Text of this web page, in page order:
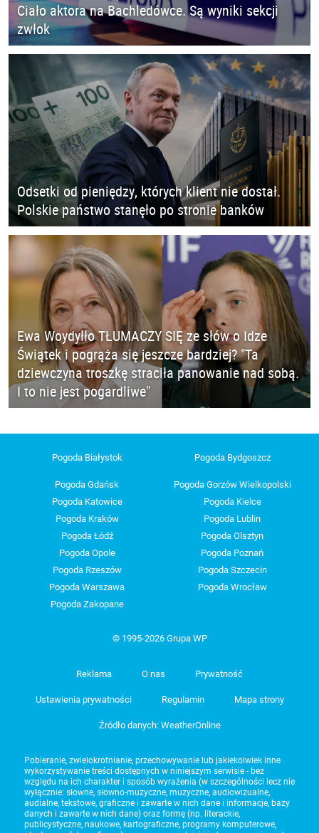
Ciało aktora na Bachledówce. Są wyniki sekcji
zwłok
Odsetki od pieniędzy, których klient nie dostał.
Polskie państwo stanęło po stronie banków
Ewa Woydyłło TŁUMACZY SIĘ ze słów o Idze
Świątek i pogrąża się jeszcze bardziej? "Ta
dziewczyna troszkę straciła panowanie nad sobą.
I to nie jest pogardliwe"
Pogoda Białystok Pogoda Bydgoszcz
Pogoda Gdańsk
Pogoda Gorzów Wielkopolski
Pogoda Katowice
Pogoda Kielce
Pogoda Kraków
Pogoda Lublin
Pogoda Łódź
Pogoda Olsztyn
Pogoda Opole
Pogoda Poznań
Pogoda Rzeszów
Pogoda Szczecin
Pogoda Warszawa
Pogoda Wrocław
Pogoda Zakopane
© 1995-2026 Grupa WP
Reklama O nas Prywatność
Ustawienia prywatności Regulamin Mapa strony
Źródło danych: WeatherOnline
Pobieranie, zwielokrotnianie, przechowywanie lub jakiekolwiek inne
wykorzystywanie treści dostępnych w niniejszym serwisie - bez
względu na ich charakter i sposób wyrażenia (w szczególności lecz nie
wyłącznie: słowne, słowno-muzyczne, muzyczne, audiowizualne,
audialne, tekstowe, graficzne i zawarte w nich dane i informacje, bazy
danych i zawarte w nich dane) oraz formę (np. literackie,
publicystyczne, naukowe, kartograficzne, programy komputerowe,